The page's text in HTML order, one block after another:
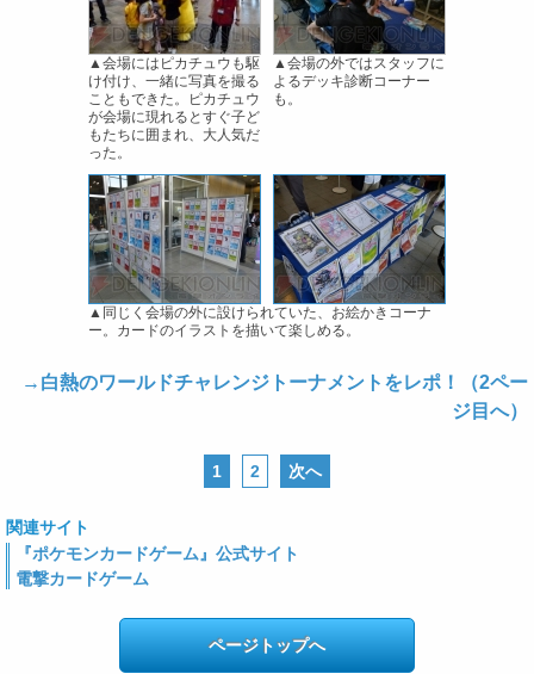
▲会場にはピカチュウも駆
け付け、一緒に写真を撮る
こともできた。ピカチュウ
が会場に現れるとすぐ子ど
もたちに囲まれ、大人気だ
った。
▲会場の外ではスタッフに
よるデッキ診断コーナー
も。
▲同じく会場の外に設けられていた、お絵かきコーナ
ー。カードのイラストを描いて楽しめる。
→白熱のワールドチャレンジトーナメントをレポ！（2ペー
ジ目へ）
1 2 次へ
関連サイト
『ポケモンカードゲーム』公式サイト
電撃カードゲーム
ページトップへ